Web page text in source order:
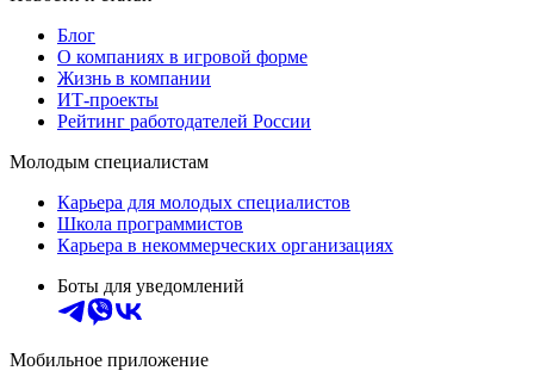
Блог
О компаниях в игровой форме
Жизнь в компании
ИТ-проекты
Рейтинг работодателей России
Молодым специалистам
Карьера для молодых специалистов
Школа программистов
Карьера в некоммерческих организациях
Боты для уведомлений
Мобильное приложение